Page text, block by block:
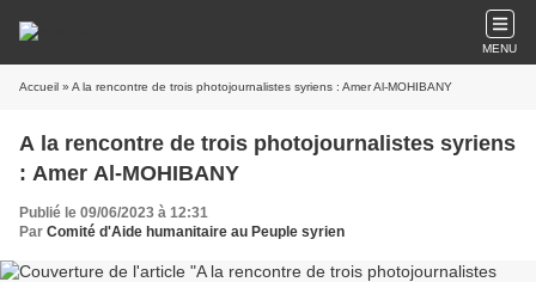
MENU
Accueil » A la rencontre de trois photojournalistes syriens : Amer Al-MOHIBANY
A la rencontre de trois photojournalistes syriens
: Amer Al-MOHIBANY
Publié le 09/06/2023 à 12:31
Par Comité d'Aide humanitaire au Peuple syrien